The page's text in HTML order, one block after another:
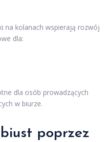
na kolanach wspierają rozwój
dla:
dla osób prowadzących
w biurze.
poprzez